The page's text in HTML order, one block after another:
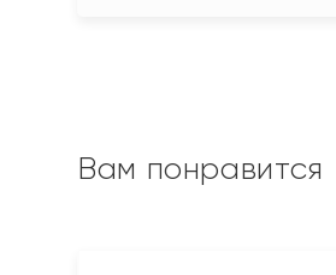
Вам понравится